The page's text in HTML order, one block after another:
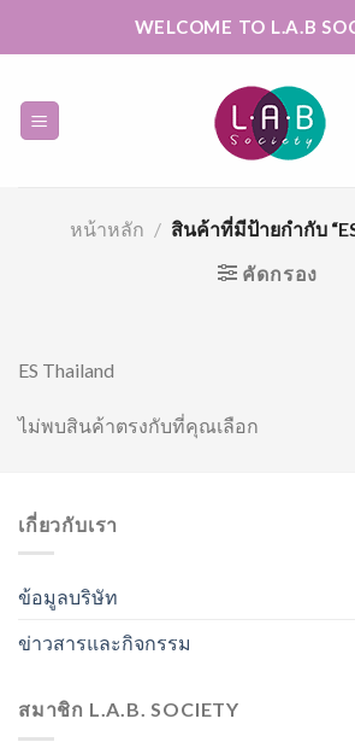
WELCOME TO L.A.B
หน้าหลัก / สินค้าที่มีป้ายกำกับ
คัดกรอง
ES Thailand
ไม่พบสินค้าตรงกับที่คุณเลือก
เกี่ยวกับเรา
ข้อมูลบริษัท
ข่าวสารและกิจกรรม
สมาชิก L.A.B. SOCIETY